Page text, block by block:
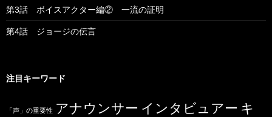
第3話 ボイスアクター編② 一流の証明
第4話 ジョージの伝言
注目キーワード
「声」の重要性 アナウンサー インタビュアー キ